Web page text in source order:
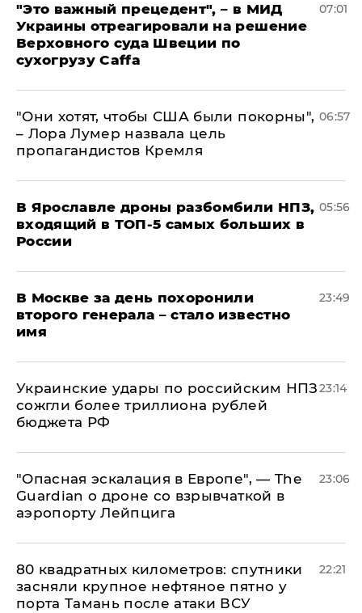
"Это важный прецедент", – в МИД
Украины отреагировали на решение
Верховного суда Швеции по
сухогрузу Caffa
07:01
"Они хотят, чтобы США были покорны",
– Лора Лумер назвала цель
пропагандистов Кремля
06:57
В Ярославле дроны разбомбили НПЗ,
входящий в ТОП-5 самых больших в
России
05:56
В Москве за день похоронили
второго генерала – стало известно
имя
23:49
Украинские удары по российским НПЗ
сожгли более триллиона рублей
бюджета РФ
23:14
"Опасная эскалация в Европе", — The
Guardian о дроне со взрывчаткой в
аэропорту Лейпцига
23:06
80 квадратных километров: спутники
засняли крупное нефтяное пятно у
порта Тамань после атаки ВСУ
22:21